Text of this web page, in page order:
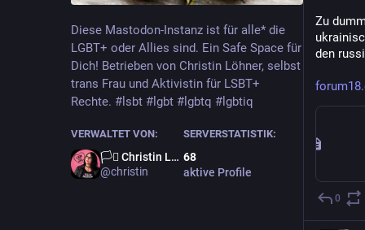
Diese Mastodon-Instanz ist für alle* die
LGBT+ oder Allies sind. Ein Safe Space für
Dich! Betrieben von Christin Löhner, selbst
trans Frau und Aktivistin für LSBT+
Rechte. #lsbt #lgbt #lgbtq #lgbtiq
VERWALTET VON:
🏳️‍⚧️ Christin Löhner 🏳️‍🌈
@christin
SERVERSTATISTIK:
68
aktive Profile
Zu
den
0